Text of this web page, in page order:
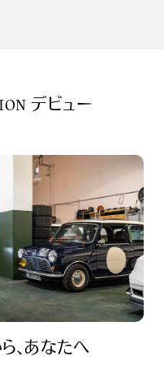
デビュー
、あなたへ